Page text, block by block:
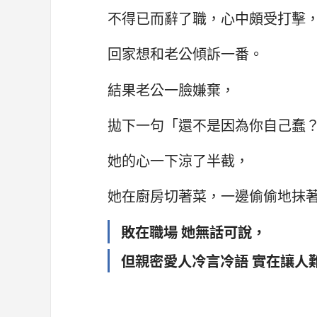
不得已而辭了職，心中頗受打擊，
回家想和老公傾訴一番。
結果老公一臉嫌棄，
拋下一句「還不是因為你自己蠢？
她的心一下涼了半截，
她在廚房切著菜，一邊偷偷地抹
敗在職場 她無話可說，
但親密愛人冷言冷語 實在讓人